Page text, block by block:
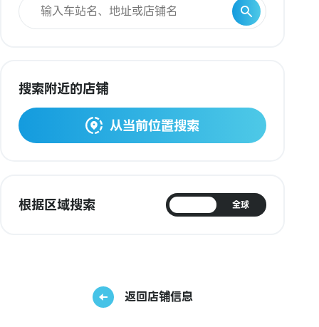
搜索附近的店铺
从当前位置搜索
根据区域搜索 全球
返回店铺信息